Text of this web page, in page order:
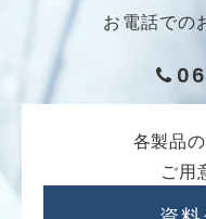
お電話での
各製品
ご用